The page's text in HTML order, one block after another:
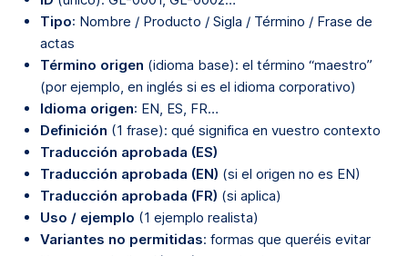
Tipo: Nombre / Producto / Sigla / Término / Frase de
actas
Término origen (idioma base): el término “maestro”
(por ejemplo, en inglés si es el idioma corporativo)
Idioma origen: EN, ES, FR…
Definición (1 frase): qué significa en vuestro contexto
Traducción aprobada (ES)
Traducción aprobada (EN) (si el origen no es EN)
Traducción aprobada (FR) (si aplica)
Uso / ejemplo (1 ejemplo realista)
Variantes no permitidas: formas que queréis evitar